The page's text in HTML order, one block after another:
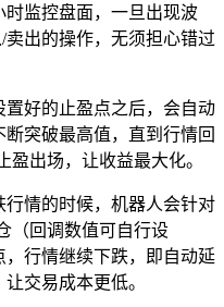
监控盘面，一旦出现波
出的操作，无须担心错过
好的止盈点之后，会自动
突破最高值，直到行情回
盈出场，让收益最大化。
情的时候，机器人会针对
（回调数值可自行设
行情继续下跌，即自动延
交易成本更低。